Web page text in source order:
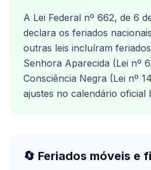
A Lei Federal nº 662, de 6
declara os feriados
outras leis incluíram
Senhora Aparecida (Lei nº
Consciência Negra (Lei nº
ajustes no calendário oficial
🔄 Feriados móveis e